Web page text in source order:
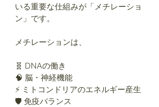
いる重要な仕組みが「メチレーショ
ン」です。
メチレーションは、
🧬 DNAの働き
🧠 脳・神経機能
⚡ ミトコンドリアのエネルギー産生
🛡️ 免疫バランス